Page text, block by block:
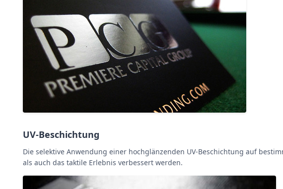
UV-Beschichtung
Die selektive Anwendung einer hochglänzenden UV-Beschichtung auf
als auch das taktile Erlebnis verbessert werden.